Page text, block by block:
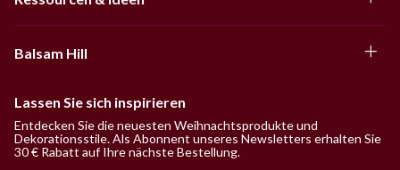
Balsam Hill
Lassen Sie sich inspirieren
Entdecken Sie die neuesten Weihnachtsprodukte und
Dekorationsstile. Als Abonnent unseres Newsletters erhalten Sie
30 € Rabatt auf Ihre nächste Bestellung.